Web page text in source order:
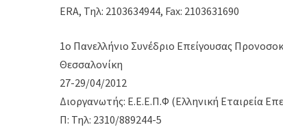
ERA, Τηλ: 2103634944, Fax: 2103631690
1ο Πανελλήνιο Συνέδριο Επείγουσας
Θεσσαλονίκη
27-29/04/2012
Διοργανωτής: Ε.Ε.Ε.Π.Φ (Ελληνική Εταιρεία
Π: Τηλ: 2310/889244-5